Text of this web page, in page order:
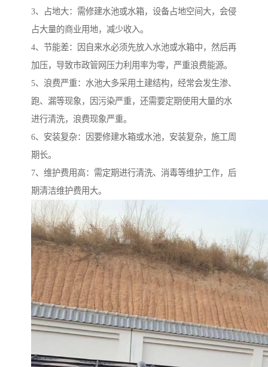
3、占地大：需修建水池或水箱，设备占地空间大，会侵
占大量的商业用地，减少收入。
4、节能差：因自来水必须先放入水池或水箱中，然后再
加压，导致市政管网压力利用率为零，严重浪费能源。
5、浪费严重：水池大多采用土建结构，经常会发生渗、
跑、漏等现象，因污染严重，还需要定期使用大量的水
进行清洗，浪费现象严重。
6、安装复杂：因要修建水箱或水池，安装复杂，施工周
期长。
7、维护费用高：需定期进行清洗、消毒等维护工作，后
期清洁维护费用大。